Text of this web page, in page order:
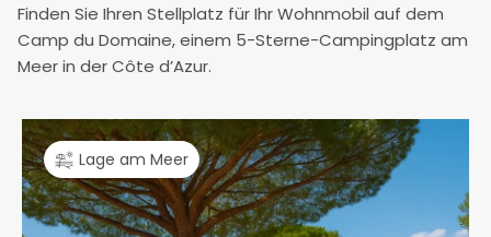
Finden Sie Ihren Stellplatz für Ihr Wohnmobil auf dem
Camp du Domaine, einem 5-Sterne-Campingplatz am
Meer in der Côte d’Azur.
Lage am Meer